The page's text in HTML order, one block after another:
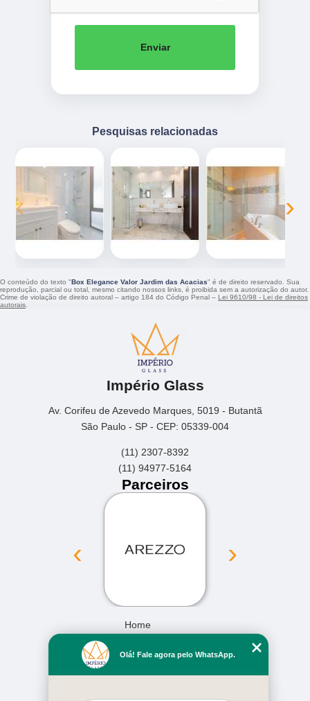
Enviar
Pesquisas relacionadas
‹ ›
O conteúdo do texto "Box Elegance Valor Jardim das Acacias" é de direito reservado. Sua
reprodução, parcial ou total, mesmo citando nossos links, é proibida sem a autorização do autor.
Crime de violação de direito autoral – artigo 184 do Código Penal – Lei 9610/98 - Lei de direitos
autorais.
Império Glass
Av. Corifeu de Azevedo Marques, 5019 - Butantã
São Paulo - SP - CEP: 05339-004
(11) 2307-8392
(11) 94977-5164
Parceiros
‹ ›
Home
Missão
Serviços
Olá! Fale agora pelo WhatsApp.